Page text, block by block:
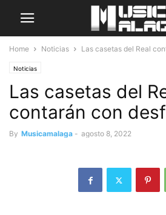
Home Noticias Las casetas del Real
Noticias
Las casetas del
contarán con
By Musicamalaga - agosto 8, 2022